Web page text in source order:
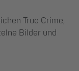
True Crime,
Bilder und